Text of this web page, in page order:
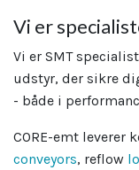
Vi er
Vi er SMT
udstyr, der sikre
- både i
CORE-emt leverer
conveyors, reflow